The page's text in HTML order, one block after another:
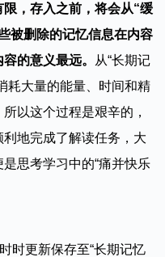
限，存入之前，将会从“缓
被删除的记忆信息在内容
的意义最远。 从“长期记
耗大量的能量、时间和精
以这个过程是艰辛的，
地完成了解读任务，大
思考学习中的“痛并快乐
时更新保存至“长期记忆